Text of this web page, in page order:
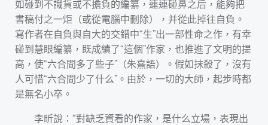
如碰到不識貨或不擔負的編纂，連連碰鼻之后，能夠把
書稿付之一炬（或從電腦中刪除），并從此掉往自負。
寫作者在自負與自大的交錯中“生”出一部性命之作，有幸
碰到慧眼編纂，既成績了“這個”作家，也推進了文明的提
高，使“六合間多了些子”（朱熹語）。假如抹殺了，沒有
人可惜“六合間少了什么”。由於，一切的大師，起步時都
是無名小卒。
李昕說：“對缺乏資看的作家，是什么立場，表現出